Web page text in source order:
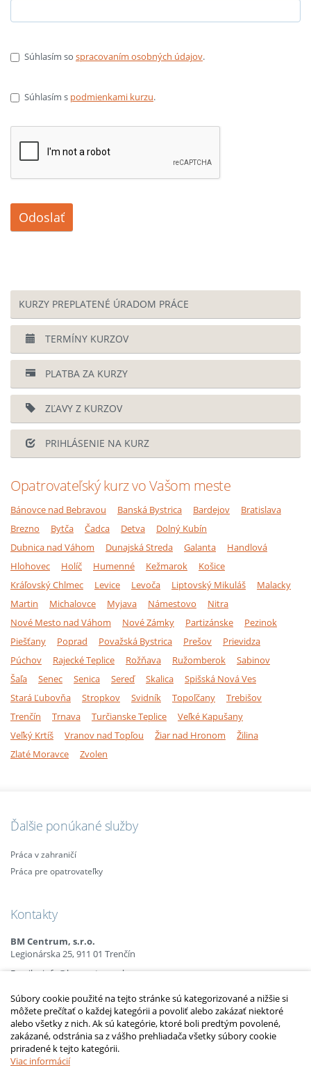
Súhlasím so spracovaním osobných údajov.
Súhlasím s podmienkami kurzu.
Odoslať
KURZY PREPLATENÉ ÚRADOM PRÁCE
TERMÍNY KURZOV
PLATBA ZA KURZY
ZĽAVY Z KURZOV
PRIHLÁSENIE NA KURZ
Opatrovateľský kurz vo Vašom meste
Bánovce nad Bebravou Banská Bystrica Bardejov
Bratislava
Brezno
Bytča Čadca Detva
Dolný Kubín
Dubnica nad Váhom
Dunajská Streda Galanta
Handlová
Hlohovec
Holíč Humenné Kežmarok
Košice
Kráľovský Chlmec
Levice Levoča Liptovský Mikuláš
Malacky
Martin
Michalovce Myjava Námestovo
Nitra
Nové Mesto nad Váhom
Nové Zámky Partizánske
Pezinok
Piešťany
Poprad Považská Bystrica Prešov
Prievidza
Púchov
Rajecké Teplice Rožňava Ružomberok
Sabinov
Šaľa
Senec Senica Sereď Skalica
Spišská Nová Ves
Stará Ľubovňa
Stropkov Svidník Topoľčany
Trebišov
Trenčín
Trnava Turčianske Teplice
Veľké Kapušany
Veľký Krtíš
Vranov nad Topľou Žiar nad Hronom
Žilina
Zlaté Moravce
Zvolen
Ďalšie ponúkané služby
Práca v zahraničí
Práca pre opatrovateľky
Kontakty
BM Centrum, s.r.o.
Legionárska 25, 911 01 Trenčín
Email: info@bmcentrum.sk
+421 (0)910 385 238
+421 (0)949 152 774
2010 – 2014 © Copyrightopatrovatelsky-kurz.sk
Upraviť nastavenia Cookies
Súbory cookie použité na tejto stránke sú kategorizované a nižšie si
môžete prečítať o každej kategórii a povoliť alebo zakázať niektoré
alebo všetky z nich. Ak sú kategórie, ktoré boli predtým povolené,
zakázané, odstránia sa z vášho prehliadača všetky súbory cookie
priradené k tejto kategórii.
Viac informácií